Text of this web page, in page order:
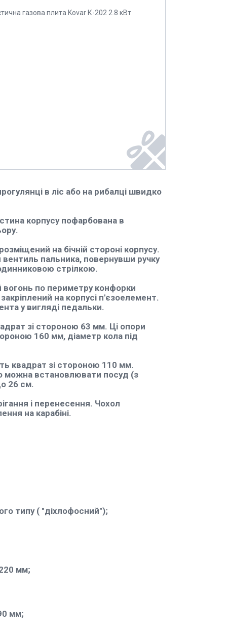
газова плита Kovar К-202 2.8 кВт
в ліс або на рибалці швидко
корпусу пофарбована в
на бічній стороні корпусу.
пальника, повернувши ручку
стрілкою.
вогонь по периметру конфорки
на корпусі п'єзоелемент.
у вигляді педальки.
зі стороною 63 мм. Ці опори
160 мм, діаметр кола під
квадрат зі стороною 110 мм.
можна встановлювати посуд (з
26 см.
і перенесення. Чохол
на карабіні.
типу ( "діхлофосний");
мм;
мм;